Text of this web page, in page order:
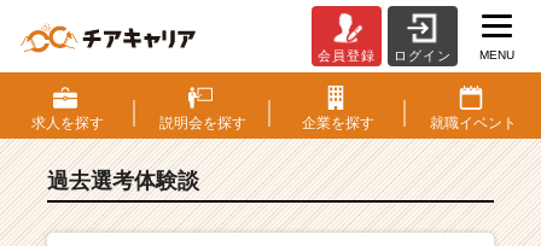
S・
選
考
験
会員登録 ログイン MENU
求人を探す 説明会を探す 企業を探す 就職イベント
過去選考体験談